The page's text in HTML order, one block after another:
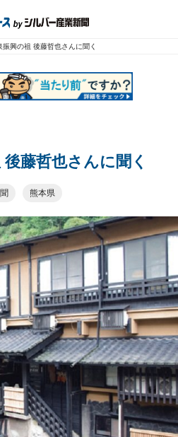
振興の祖 後藤哲也さんに聞く
藤哲也さんに聞く
熊本県